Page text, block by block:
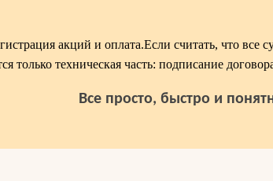
акций и оплата.Если считать, что
только техническая часть: подписание
Все просто, быстро и